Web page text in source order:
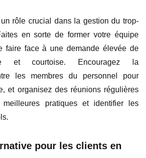
rôle crucial dans la gestion du trop-
en sorte de former votre équipe
faire face à une demande élevée de
et courtoise. Encouragez la
les membres du personnel pour
et organisez des réunions régulières
pratiques et identifier les
pour les clients en